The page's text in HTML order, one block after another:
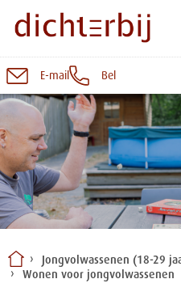
Naar
inhoud
E-mail Bel
Jongvolwassenen (18-29
Wonen voor jongvolwassenen
Snel naar:
Wonen bij
Vrije